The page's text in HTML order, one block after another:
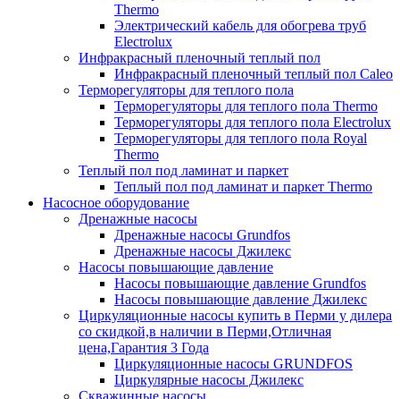
Thermo
Электрический кабель для обогрева труб
Electrolux
Инфракрасный пленочный теплый пол
Инфракрасный пленочный теплый пол Caleo
Терморегуляторы для теплого пола
Терморегуляторы для теплого пола Thermo
Терморегуляторы для теплого пола Electrolux
Терморегуляторы для теплого пола Royal
Thermo
Теплый пол под ламинат и паркет
Теплый пол под ламинат и паркет Thermo
Насосное оборудование
Дренажные насосы
Дренажные насосы Grundfos
Дренажные насосы Джилекс
Насосы повышающие давление
Насосы повышающие давление Grundfos
Насосы повышающие давление Джилекс
Циркуляционные насосы купить в Перми у дилера
со скидкой,в наличии в Перми,Отличная
цена,Гарантия 3 Года
Циркуляционные насосы GRUNDFOS
Циркулярные насосы Джилекс
Скважинные насосы